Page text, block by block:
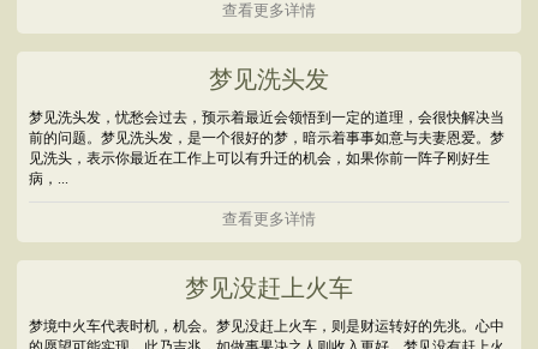
查看更多详情
梦见洗头发
梦见洗头发，忧愁会过去，预示着最近会领悟到一定的道理，会很快解决当
前的问题。梦见洗头发，是一个很好的梦，暗示着事事如意与夫妻恩爱。梦
见洗头，表示你最近在工作上可以有升迁的机会，如果你前一阵子刚好生
病，...
查看更多详情
梦见没赶上火车
梦境中火车代表时机，机会。梦见没赶上火车，则是财运转好的先兆。心中